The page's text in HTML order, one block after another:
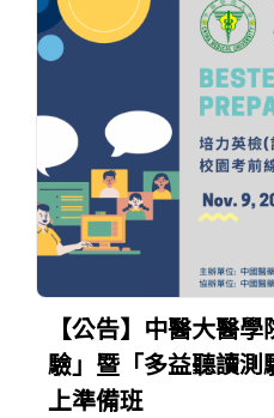
【公告】中醫大醫
驗」暨「多益聽讀
上準備班